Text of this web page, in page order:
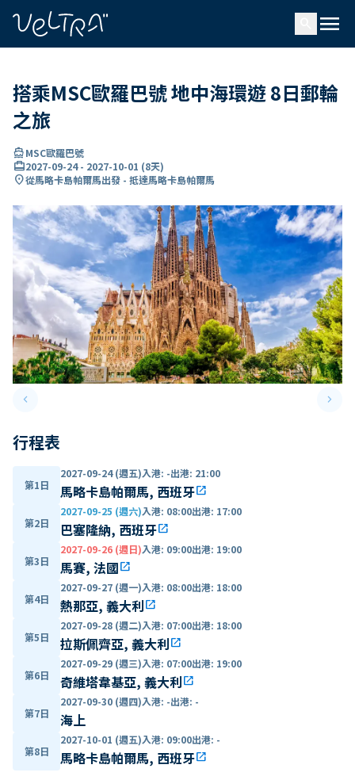
menu
搭乘MSC歐羅巴號 地中海環遊 8日郵輪
之旅
directions_boatMSC歐羅巴號
card_travel2027-09-24- 2027-10-01 (8天)
location_on從馬略卡島帕爾馬出發 - 抵達馬略卡島帕爾馬
keyboard_arrow_leftPrevious slide keyboard_arrow_right
行程表
第1日
2027-09-24 (週五)入港: -出港: 21:00
馬略卡島帕爾馬, 西班牙open_in_new
第2日
2027-09-25 (週六)入港: 08:00出港: 17:00
巴塞隆納, 西班牙open_in_new
第3日
2027-09-26 (週日)入港: 09:00出港: 19:00
馬賽, 法國open_in_new
第4日
2027-09-27 (週一)入港: 08:00出港: 18:00
熱那亞, 義大利open_in_new
第5日
2027-09-28 (週二)入港: 07:00出港: 18:00
拉斯佩齊亞, 義大利open_in_new
第6日
2027-09-29 (週三)入港: 07:00出港: 19:00
奇維塔韋基亞, 義大利open_in_new
第7日
2027-09-30 (週四)入港: -出港: -
海上
第8日
2027-10-01 (週五)入港: 09:00出港: -
馬略卡島帕爾馬, 西班牙open_in_new